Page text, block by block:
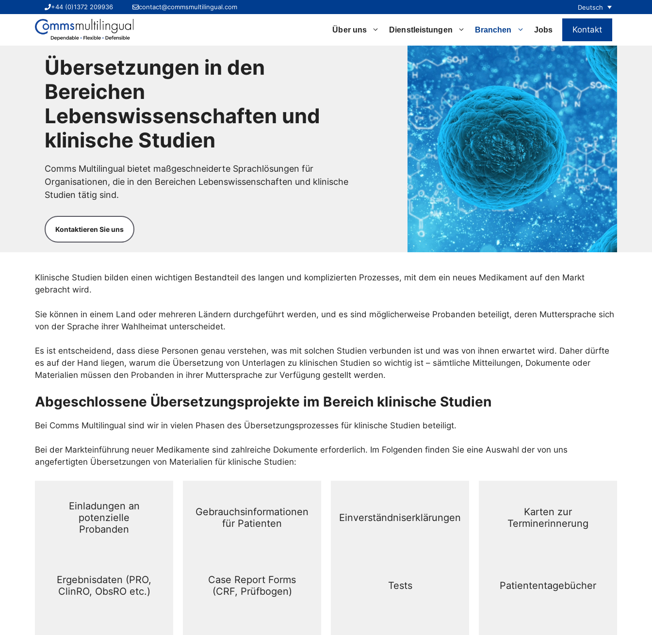
+44 (0)1372 209936 contact@commsmultilingual.com Deutsch
Über uns Dienstleistungen Branchen Jobs Kontakt
Übersetzungen in den
Bereichen
Lebenswissenschaften und
klinische Studien
Comms Multilingual bietet maßgeschneiderte Sprachlösungen für
Organisationen, die in den Bereichen Lebenswissenschaften und klinische
Studien tätig sind.
Kontaktieren Sie uns
Klinische Studien bilden einen wichtigen Bestandteil des langen und komplizierten Prozesses, mit dem ein neues Medikament auf den Markt
gebracht wird.
Sie können in einem Land oder mehreren Ländern durchgeführt werden, und es sind möglicherweise Probanden beteiligt, deren Muttersprache sich
von der Sprache ihrer Wahlheimat unterscheidet.
Es ist entscheidend, dass diese Personen genau verstehen, was mit solchen Studien verbunden ist und was von ihnen erwartet wird. Daher dürfte
es auf der Hand liegen, warum die Übersetzung von Unterlagen zu klinischen Studien so wichtig ist – sämtliche Mitteilungen, Dokumente oder
Materialien müssen den Probanden in ihrer Muttersprache zur Verfügung gestellt werden.
Abgeschlossene Übersetzungsprojekte im Bereich klinische Studien
Bei Comms Multilingual sind wir in vielen Phasen des Übersetzungsprozesses für klinische Studien beteiligt.
Bei der Markteinführung neuer Medikamente sind zahlreiche Dokumente erforderlich. Im Folgenden finden Sie eine Auswahl der von uns
angefertigten Übersetzungen von Materialien für klinische Studien:
Einladungen an
potenzielle
Probanden
Gebrauchsinformationen
für Patienten
Einverständniserklärungen
Karten zur
Terminerinnerung
Ergebnisdaten (PRO,
ClinRO, ObsRO etc.)
Case Report Forms
(CRF, Prüfbogen)
Tests Patiententagebücher